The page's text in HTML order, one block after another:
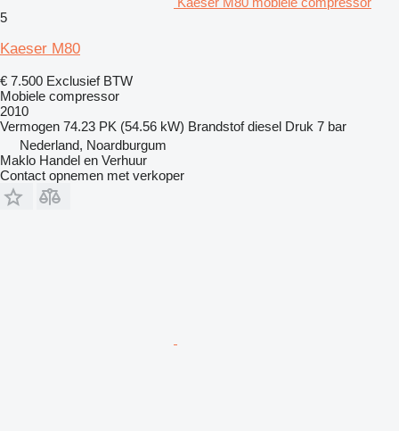
5
Kaeser M80
€ 7.500 Exclusief BTW
Mobiele compressor
2010
Vermogen 74.23 PK (54.56 kW) Brandstof diesel Druk 7 bar
Nederland, Noardburgum
Maklo Handel en Verhuur
Contact opnemen met verkoper